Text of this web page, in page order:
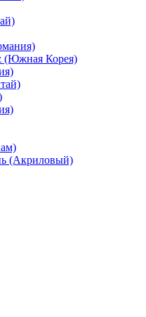
(Южная Корея)
(Акриловый)